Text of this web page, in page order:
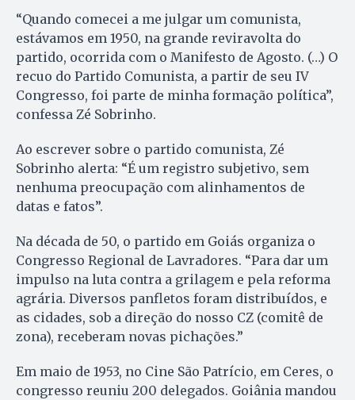
“Quando comecei a me julgar um comunista,
estávamos em 1950, na grande reviravolta do
partido, ocorrida com o Manifesto de Agosto. (…) O
recuo do Partido Comunista, a partir de seu IV
Congresso, foi parte de minha formação política”,
confessa Zé Sobrinho.
Ao escrever sobre o partido comunista, Zé
Sobrinho alerta: “É um registro subjetivo, sem
nenhuma preocupação com alinhamentos de
datas e fatos”.
Na década de 50, o partido em Goiás organiza o
Congresso Regional de Lavradores. “Para dar um
impulso na luta contra a grilagem e pela reforma
agrária. Diversos panfletos foram distribuídos, e
as cidades, sob a direção do nosso CZ (comitê de
zona), receberam novas pichações.”
Em maio de 1953, no Cine São Patrício, em Ceres, o
congresso reuniu 200 delegados. Goiânia mandou